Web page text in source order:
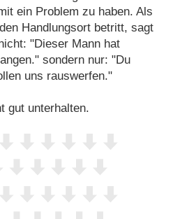
ein Problem zu haben. Als
Handlungsort betritt, sagt
"Dieser Mann hat
sondern nur: "Du
uns rauswerfen."
gut unterhalten.